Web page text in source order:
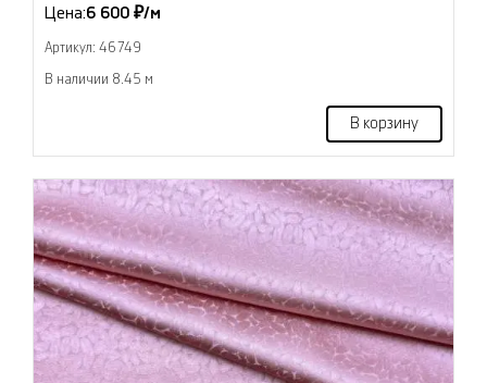
Цена:6 600 ₽/м
Артикул: 46749
В наличии 8.45 м
В корзину